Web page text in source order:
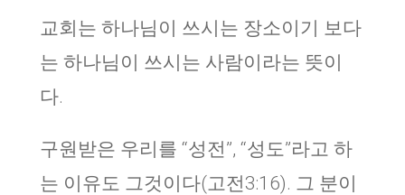
교회는 하나님이 쓰시는 장소이기 보다
는 하나님이 쓰시는 사람이라는 뜻이
다.
구원받은 우리를 “성전”, “성도”라고 하
는 이유도 그것이다(고전3:16). 그 분이